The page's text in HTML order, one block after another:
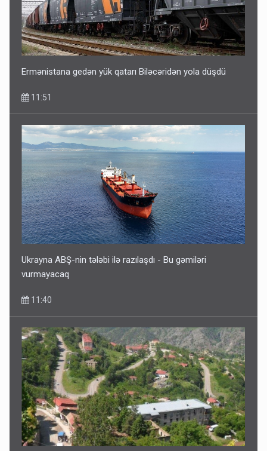
Ermənistana gedən yük qatarı Biləcəridən yola düşdü
11:51
Ukrayna ABŞ-nin tələbi ilə razılaşdı - Bu gəmiləri
vurmayacaq
11:40